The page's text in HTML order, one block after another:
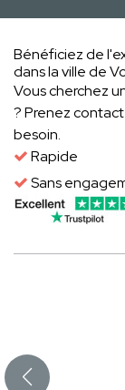
Bénéficiez de
dans la ville de
Vous cherchez
? Prenez
besoin.
Rapide
Sans